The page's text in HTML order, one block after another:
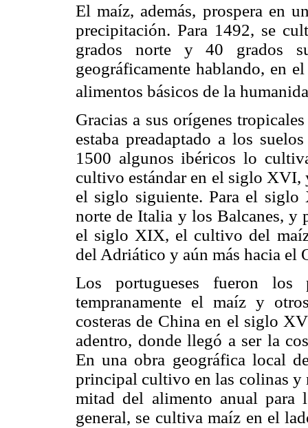
El maíz, además, prospera en
precipitación. Para 1492, se
grados norte y 40 grados
geográficamente hablando, en
alimentos básicos de la
Gracias a sus orígenes
estaba preadaptado a los
1500 algunos ibéricos lo
cultivo estándar en el siglo XVI,
el siglo siguiente. Para el
norte de Italia y los Balcanes, y
el siglo XIX, el cultivo del maíz
del Adriático y aún más hacia el
Los portugueses fueron los
tempranamente el maíz y
costeras de China en el siglo
adentro, donde llegó a ser la
En una obra geográfica local
principal cultivo en las colinas y
mitad del alimento anual para
general, se cultiva maíz en el